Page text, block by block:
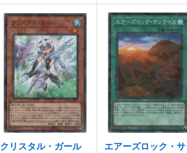
クリスタル・ガール
エアーズロック・サ